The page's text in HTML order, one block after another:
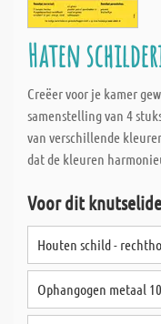
Haten
Creëer voor je kamer
samenstelling van 4
van verschillende
dat de kleuren
Voor dit
Houten schild -
Ophangogen metaal